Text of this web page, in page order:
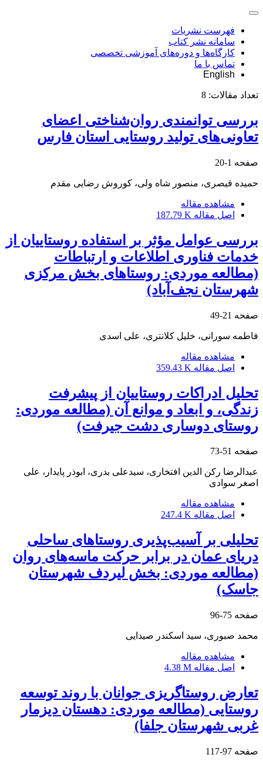
فهرست نشریات
سامانه نشر کتاب
کارگاه‌ها و دوره‌های آموزشی تخصصی
تماس با ما
English
تعداد مقالات: 8
بررسی توانمندی روان‌شناختی اعضای
تعاونی‌های تولید روستایی استان فارس
صفحه 1-20
حمیده قیصری، منصور شاه ولی، کوروش رضایی مقدم
مشاهده مقاله
اصل مقاله 187.79 K
بررسی عوامل مؤثر بر استفاده روستاییان از
خدمات فناوری اطلاعات و ارتباطات
(مطالعه موردی: روستاهای بخش مرکزی
شهرستان نجف‌آباد)
صفحه 21-49
فاطمه سورانی، خلیل کلانتری، علی اسدی
مشاهده مقاله
اصل مقاله 359.43 K
تحلیل ادراکات روستاییان از پیشرفت
زندگی، و ابعاد و موانع آن (مطالعه موردی:
روستای دوساری دشت جیرفت)
صفحه 51-73
عبدالرضا رکن الدین افتخاری، سیدعلی بدری، ابوذر پایدار، علی
اصغر سوادی
مشاهده مقاله
اصل مقاله 247.4 K
تحلیلی بر آسیب‌پذیری روستاهای ساحلی
دریای عمان در برابر حرکت ماسه‌های روان
(مطالعه موردی: بخش لیردف شهرستان
جاسک)
صفحه 75-96
محمد صبوری، سید اسکندر صیدایی
مشاهده مقاله
اصل مقاله 4.38 M
تعارض روستاگریزی جوانان با روند توسعه
روستایی (مطالعه موردی: دهستان دیزمار
غربی شهرستان جلفا)
صفحه 97-117